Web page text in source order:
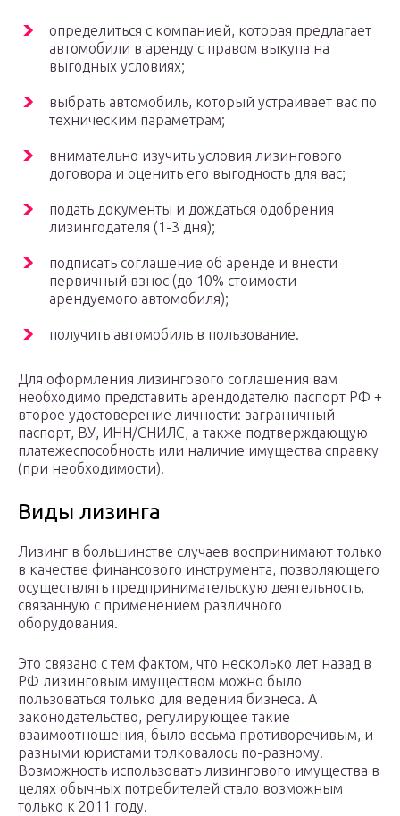
определиться с компанией, которая предлагает
автомобили в аренду с правом выкупа на
выгодных условиях;
выбрать автомобиль, который устраивает вас по
техническим параметрам;
внимательно изучить условия лизингового
договора и оценить его выгодность для вас;
подать документы и дождаться одобрения
лизингодателя (1-3 дня);
подписать соглашение об аренде и внести
первичный взнос (до 10% стоимости
арендуемого автомобиля);
получить автомобиль в пользование.
Для оформления лизингового соглашения вам
необходимо представить арендодателю паспорт РФ +
второе удостоверение личности: заграничный
паспорт, ВУ, ИНН/СНИЛС, а также подтверждающую
платежеспособность или наличие имущества справку
(при необходимости).
Виды лизинга
Лизинг в большинстве случаев воспринимают только
в качестве финансового инструмента, позволяющего
осуществлять предпринимательскую деятельность,
связанную с применением различного
оборудования.
Это связано с тем фактом, что несколько лет назад в
РФ лизинговым имуществом можно было
пользоваться только для ведения бизнеса. А
законодательство, регулирующее такие
взаимоотношения, было весьма противоречивым, и
разными юристами толковалось по-разному.
Возможность использовать лизингового имущества в
целях обычных потребителей стало возможным
только к 2011 году.